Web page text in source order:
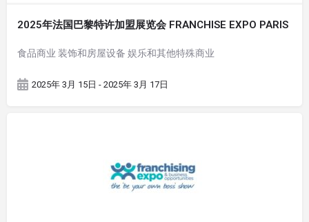
2025年法国巴黎特许加盟展览会 FRANCHISE EXPO PARIS
食品商业 装饰和房屋设备 娱乐和其他特殊商业
2025年 3月 15日 - 2025年 3月 17日